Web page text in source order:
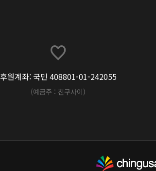
후원계좌: 국민 408801-01-242055
(예금주 : 친구사이)